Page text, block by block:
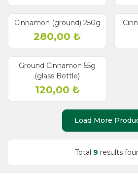
Cinnamon (ground) 250g
280,00 ₺
Ground Cinnamon 55g
(glass Bottle)
120,00 ₺
Load More
Total 9 results